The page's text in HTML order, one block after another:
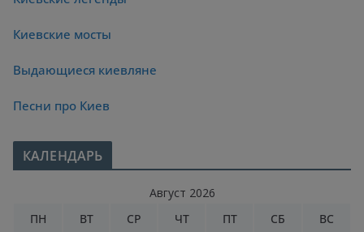
Киевские мосты
Выдающиеся киевляне
Песни про Киев
КАЛЕНДАРЬ
Август 2026
ПН
ВТ СР ЧТ ПТ СБ ВС